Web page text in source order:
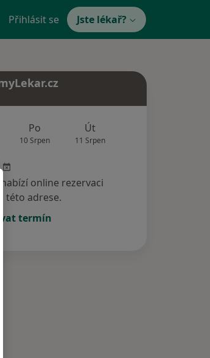
Přihlásit se Jste lékař?
Po
10 Srpen
Út
11 Srpen
online rezervaci
této adrese.
termín